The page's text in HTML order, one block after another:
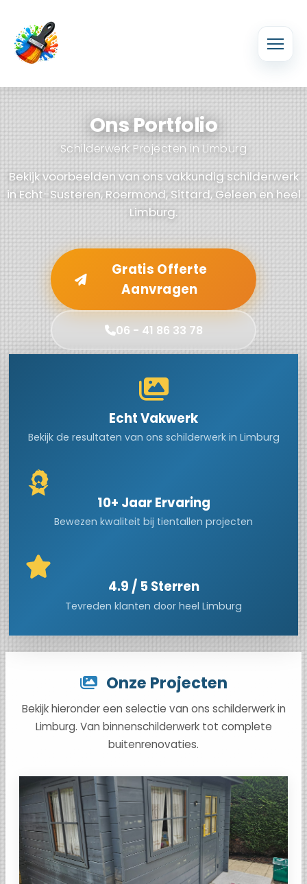
Ons Portfolio
Schilderwerk Projecten in Limburg
Bekijk voorbeelden van ons vakkundig schilderwerk
in Echt-Susteren, Roermond, Sittard, Geleen en heel
Limburg.
Gratis Offerte
Aanvragen
06 - 41 86 33 78
Echt Vakwerk
Bekijk de resultaten van ons schilderwerk in Limburg
10+ Jaar Ervaring
Bewezen kwaliteit bij tientallen projecten
4.9 / 5 Sterren
Tevreden klanten door heel Limburg
Onze Projecten
Bekijk hieronder een selectie van ons schilderwerk in
Limburg. Van binnenschilderwerk tot complete
buitenrenovaties.